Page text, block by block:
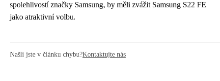
spolehlivostí značky Samsung, by měli zvážit Samsung S22 FE
jako atraktivní volbu.
Našli jste v článku chybu?Kontaktujte nás